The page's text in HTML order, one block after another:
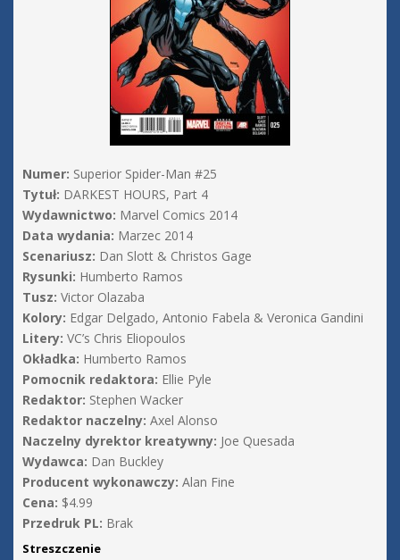
Numer: Superior Spider-Man #25
Tytuł: DARKEST HOURS, Part 4
Wydawnictwo: Marvel Comics 2014
Data wydania: Marzec 2014
Scenariusz: Dan Slott & Christos Gage
Rysunki: Humberto Ramos
Tusz: Victor Olazaba
Kolory: Edgar Delgado, Antonio Fabela & Veronica Gandini
Litery: VC’s Chris Eliopoulos
Okładka: Humberto Ramos
Pomocnik redaktora: Ellie Pyle
Redaktor: Stephen Wacker
Redaktor naczelny: Axel Alonso
Naczelny dyrektor kreatywny: Joe Quesada
Wydawca: Dan Buckley
Producent wykonawczy: Alan Fine
Cena: $4.99
Przedruk PL: Brak
Streszczenie